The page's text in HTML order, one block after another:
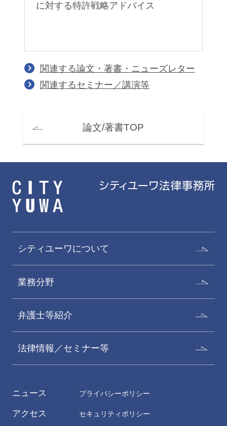
に対する特許戦略アドバイス
関連する論文・著書・ニューズレター
関連するセミナー／講演等
論文/著書TOP
シティユーワについて
業務分野
弁護士等紹介
法律情報／セミナー等
ニュース
アクセス
プライバシーポリシー
セキュリティポリシー